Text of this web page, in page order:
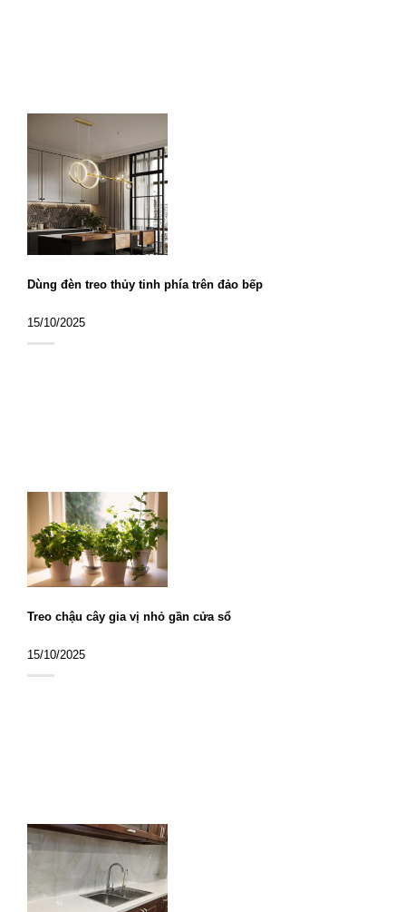
Dùng đèn treo thủy tinh phía trên đảo bếp
15/10/2025
Treo chậu cây gia vị nhỏ gần cửa sổ
15/10/2025